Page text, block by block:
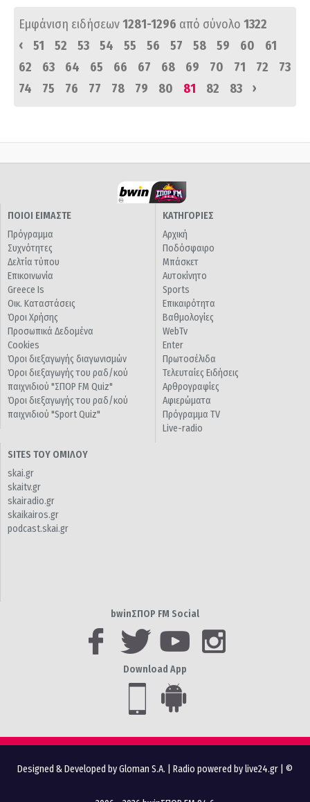
Εμφάνιση ειδήσεων1281-1296 από σύνολο 1322
‹
51 52 53 54 55 56 57 58 59 60
61
62
63 64 65 66 67 68 69 70 71 72
73
74
75 76 77 78 79 80 81 82 83 ›
ΠΟΙΟΙ ΕΙΜΑΣΤΕ
Πρόγραμμα
Συχνότητες
Δελτία τύπου
Επικοινωνία
Greece Is
Οικ. Καταστάσεις
Όροι Χρήσης
Προσωπικά Δεδομένα
Cookies
Όροι διεξαγωγής διαγωνισμών
Όροι διεξαγωγής του ραδ/κού
παιχνιδιού "ΣΠΟΡ FM Quiz"
Όροι διεξαγωγής του ραδ/κού
παιχνιδιού "Sport Quiz"
ΚΑΤΗΓΟΡΙΕΣ
Αρχική
Ποδόσφαιρο
Μπάσκετ
Αυτοκίνητο
Sports
Επικαιρότητα
Βαθμολογίες
WebTv
Enter
Πρωτοσέλιδα
Τελευταίες Ειδήσεις
Αρθρογραφίες
Αφιερώματα
Πρόγραμμα TV
Live-radio
SITES ΤΟΥ ΟΜΙΛΟΥ
skai.gr
skaitv.gr
skairadio.gr
skaikairos.gr
podcast.skai.gr
bwinΣΠΟΡ FM Social
Download App
Designed & Developed by Gloman S.A. Radio powered by live24.gr | ©